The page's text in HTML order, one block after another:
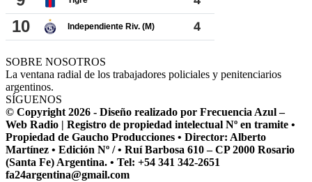
SOBRE NOSOTROS
La ventana radial de los trabajadores policiales y penitenciarios
argentinos.
SÍGUENOS
© Copyright 2026 - Diseño realizado por Frecuencia Azul –
Web Radio | Registro de propiedad intelectual Nº en tramite •
Propiedad de Gaucho Producciones • Director: Alberto
Martínez • Edición Nº / • Ruí Barbosa 610 – CP 2000 Rosario
(Santa Fe) Argentina. • Tel: +54 341 342-2651
fa24argentina@gmail.com